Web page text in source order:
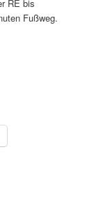
RE bis
Fußweg.